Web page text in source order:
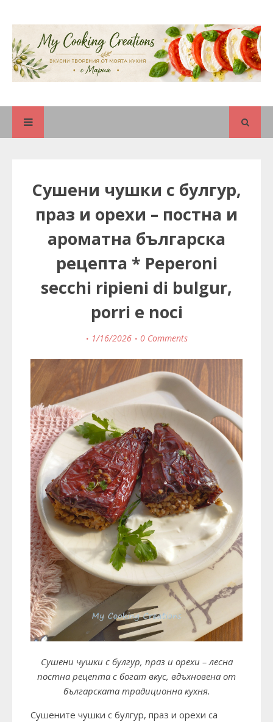
Сушени чушки с булгур,
праз и орехи – постна и
ароматна българска
рецепта * Peperoni
secchi ripieni di bulgur,
porri e noci
1/16/2026 0 Comments
Сушени чушки с булгур, праз и орехи – лесна
постна рецепта с богат вкус, вдъхновена от
българската традиционна кухня.
Сушените чушки с булгур, праз и орехи са